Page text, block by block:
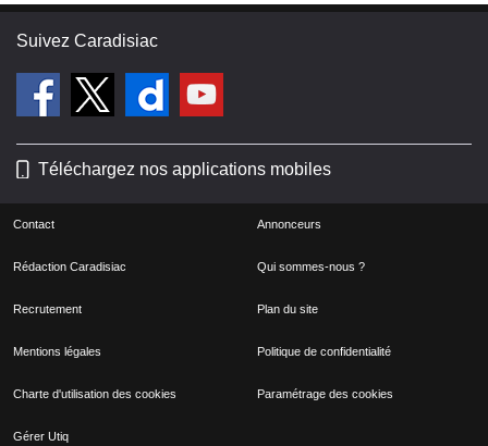
Suivez Caradisiac
Téléchargez nos applications mobiles
Contact Annonceurs
Rédaction Caradisiac Qui sommes-nous ?
Recrutement Plan du site
Mentions légales Politique de confidentialité
Charte d'utilisation des cookies Paramétrage des cookies
Gérer Utiq